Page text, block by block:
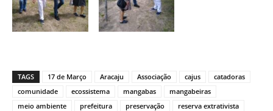
TAGS 17 de Março Aracaju Associação cajus
catadoras
comunidade
ecossistema mangabas
mangabeiras
meio ambiente
prefeitura preservação
reserva extrativista